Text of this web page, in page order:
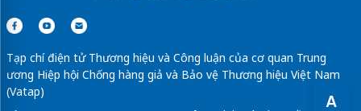
A
Tạp chí điện tử Thương hiệu và Công luận của cơ quan Trung
ương Hiệp hội Chống hàng giả và Bảo vệ Thương hiệu Việt Nam
(Vatap)